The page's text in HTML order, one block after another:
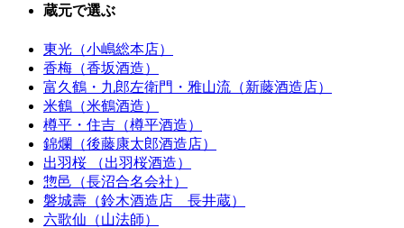
蔵元で選ぶ
東光（小嶋総本店）
香梅（香坂酒造）
富久鶴・九郎左衛門・雅山流（新藤酒造店）
米鶴（米鶴酒造）
樽平・住吉（樽平酒造）
錦爛（後藤康太郎酒造店）
出羽桜 （出羽桜酒造）
惣邑（長沼合名会社）
磐城壽（鈴木酒造店 長井蔵）
六歌仙（山法師）